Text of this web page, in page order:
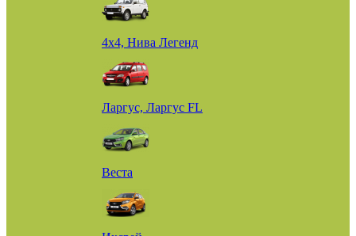
4х4, Нива Легенд
Ларгус, Ларгус FL
Веста